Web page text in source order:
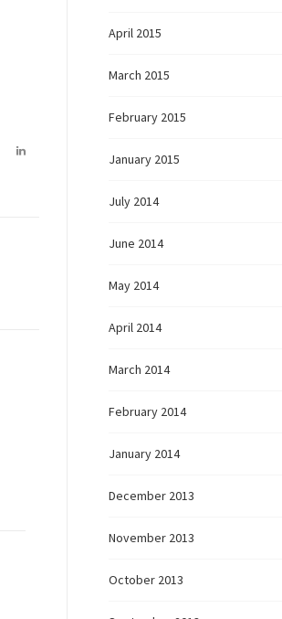
April 2015
March 2015
February 2015
January 2015
July 2014
June 2014
May 2014
April 2014
March 2014
February 2014
January 2014
December 2013
November 2013
October 2013